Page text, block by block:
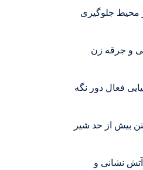
محیط جلوگیری
و جرقه زن
فعال دور نگه
بیش از حد شیر
نشانی و